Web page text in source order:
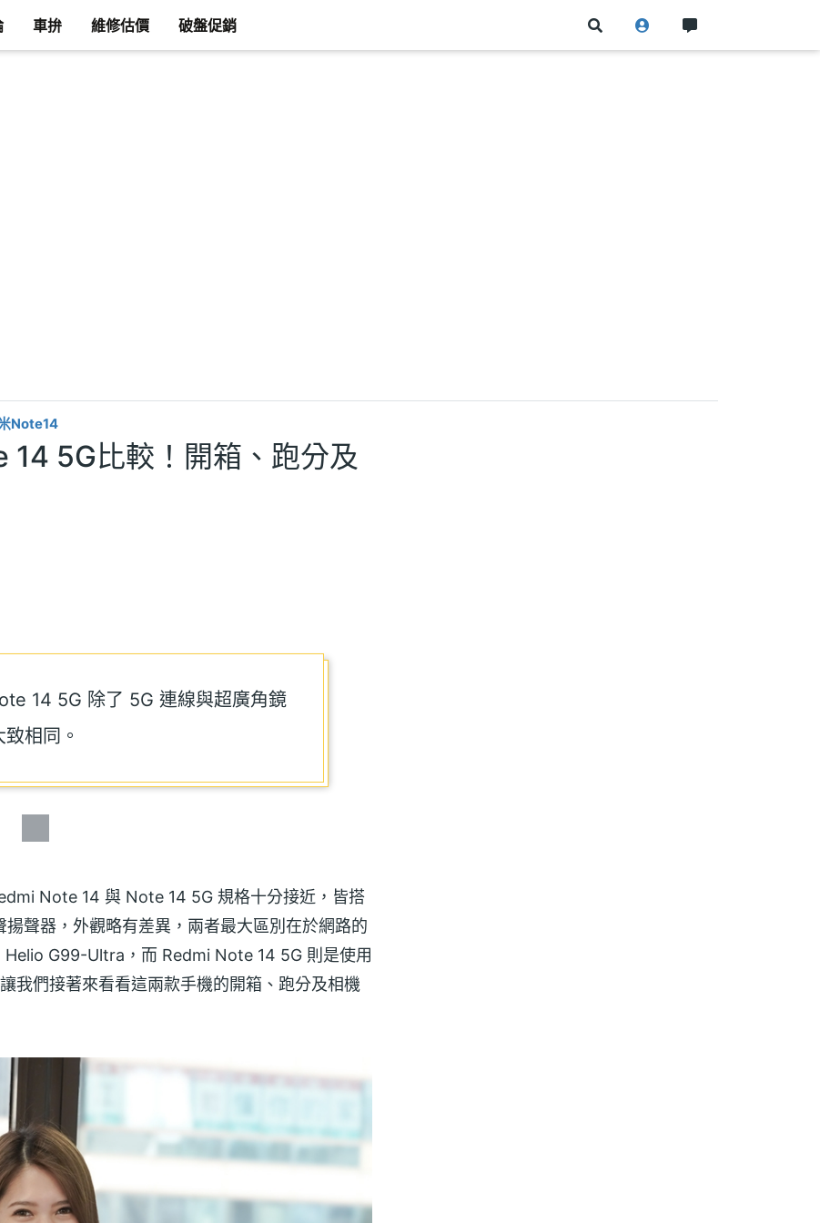
車拚 維修估價 破盤促銷
Note14
5G比較！開箱、跑分及
14 5G 除了 5G 連線與超廣角鏡
相同。
Note 14 與 Note 14 5G 規格十分接近，皆搭
聲器，外觀略有差異，兩者最大區別在於網路的
G99-Ultra，而 Redmi Note 14 5G 則是使用
我們接著來看看這兩款手機的開箱、跑分及相機